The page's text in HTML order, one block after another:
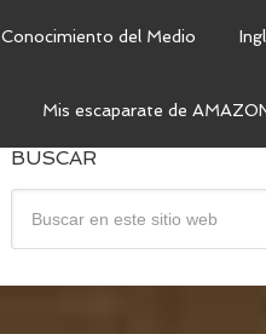
Conocimiento del Medio
Mis escaparate de
BUSCAR